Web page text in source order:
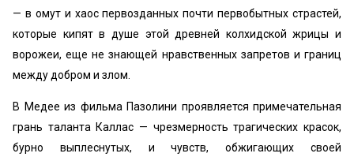
— в омут и хаос первозданных почти первобытных страстей,
которые кипят в душе этой древней колхидской жрицы и
ворожеи, еще не знающей нравственных запретов и границ
между добром и злом.
В Медее из фильма Пазолини проявляется примечательная
грань таланта Каллас — чрезмерность трагических красок,
бурно выплеснутых, и чувств, обжигающих своей